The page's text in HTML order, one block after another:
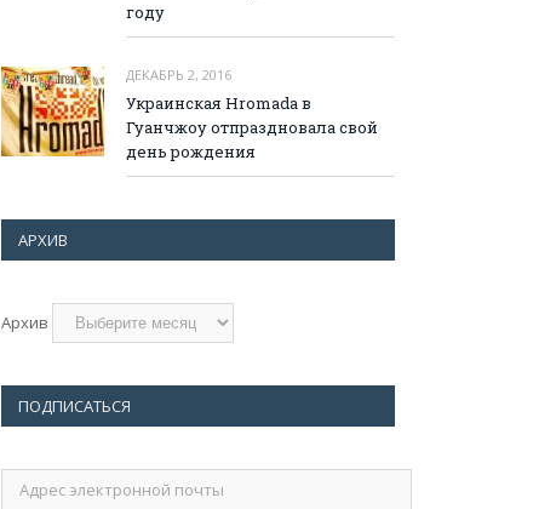
году
ДЕКАБРЬ 2, 2016
Украинская Hromada в
Гуанчжоу отпраздновала свой
день рождения
АРХИВ
Архив
ПОДПИСАТЬСЯ
электронной